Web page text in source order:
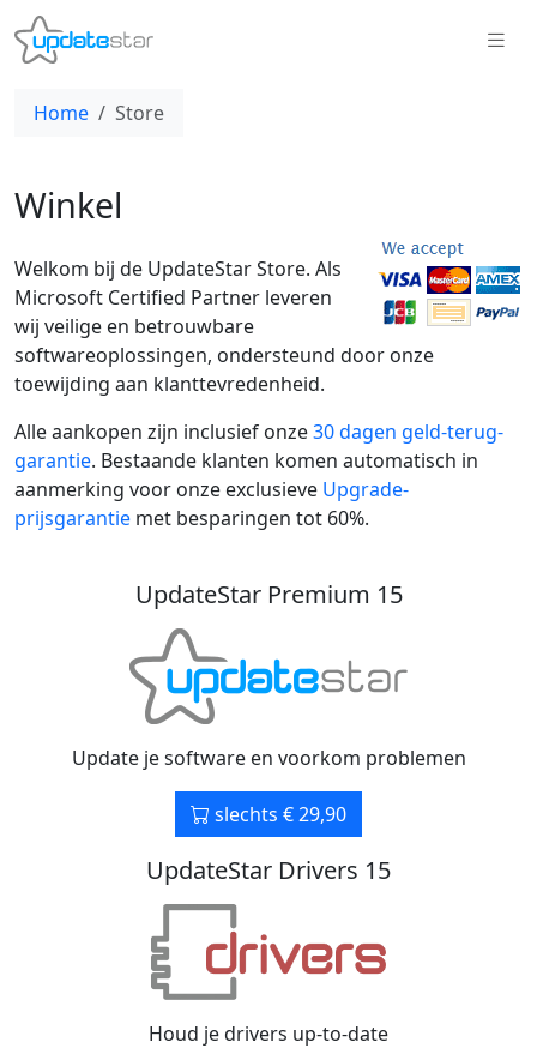
Home Store
Winkel
Welkom bij de UpdateStar Store. Als
Microsoft Certified Partner leveren
wij veilige en betrouwbare
softwareoplossingen, ondersteund door onze
toewijding aan klanttevredenheid.
Alle aankopen zijn inclusief onze30 dagen geld-terug-
garantie. Bestaande klanten komen automatisch in
aanmerking voor onze exclusieve Upgrade-
prijsgarantie met besparingen tot 60%.
UpdateStar Premium 15
Update je software en voorkom problemen
slechts € 29,90
UpdateStar Drivers 15
Houd je drivers up-to-date